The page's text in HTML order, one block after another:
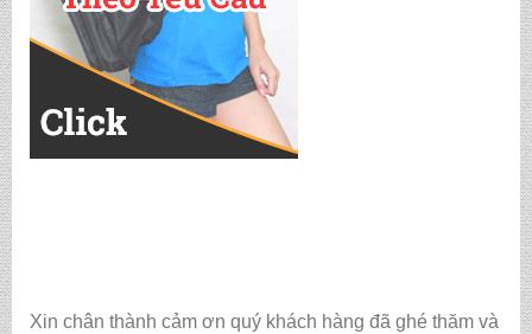
Xin chân thành cảm ơn quý khách hàng đã ghé thăm và